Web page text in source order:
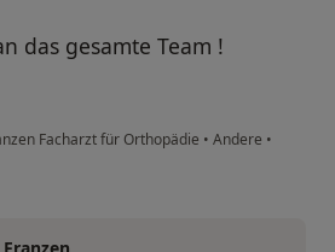
das gesamte Team !
Facharzt für Orthopädie • Andere •